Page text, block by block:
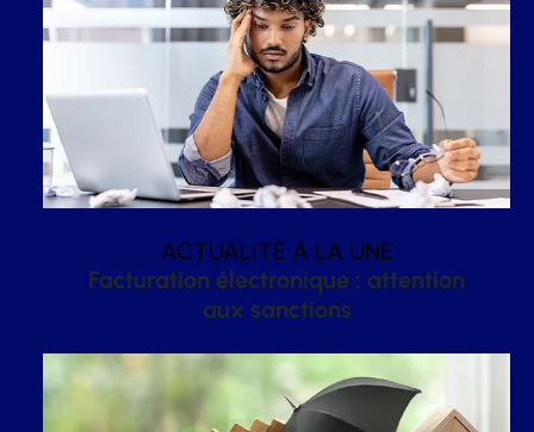
ACTUALITÉ À LA UNE
Facturation électronique : attention
aux sanctions